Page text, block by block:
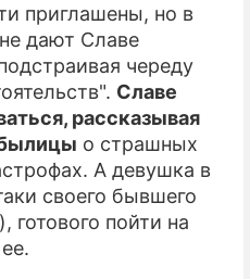
приглашены, но в
дают Славе
череду
Славе
рассказывая
о страшных
А девушка в
своего бывшего
готового пойти на